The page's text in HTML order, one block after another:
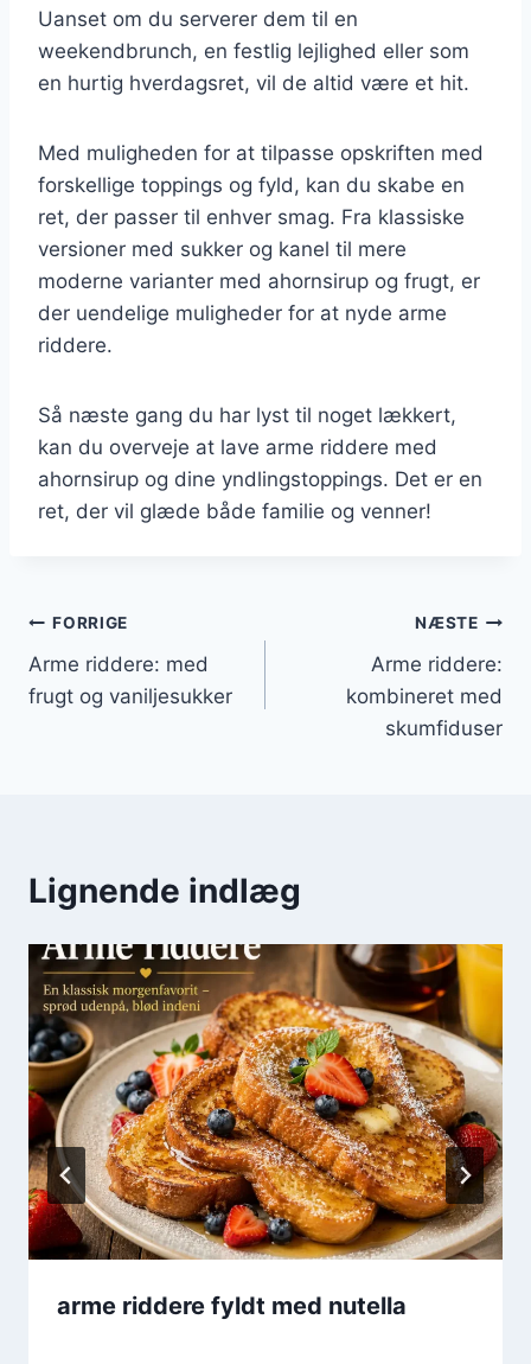
Uanset om du serverer dem til en
weekendbrunch, en festlig lejlighed eller som
en hurtig hverdagsret, vil de altid være et hit.
Med muligheden for at tilpasse opskriften med
forskellige toppings og fyld, kan du skabe en
ret, der passer til enhver smag. Fra klassiske
versioner med sukker og kanel til mere
moderne varianter med ahornsirup og frugt, er
der uendelige muligheder for at nyde arme
riddere.
Så næste gang du har lyst til noget lækkert,
kan du overveje at lave arme riddere med
ahornsirup og dine yndlingstoppings. Det er en
ret, der vil glæde både familie og venner!
Indlægsnavigation
FORRIGE
Arme riddere: med
frugt og vaniljesukker
NÆSTE
Arme riddere:
kombineret med
skumfiduser
Lignende indlæg
arme riddere fyldt med nutella